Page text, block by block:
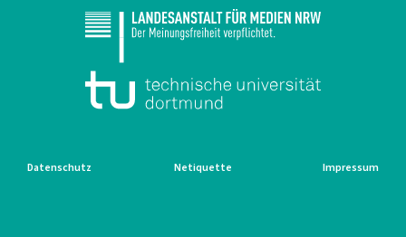
Datenschutz Netiquette Impressum